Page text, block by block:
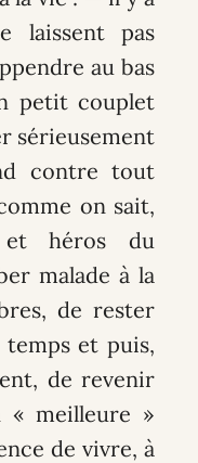
laissent pas
au bas
petit couplet
sérieusement
contre tout
on sait,
et héros du
malade à la
de rester
et puis,
de revenir
« meilleure »
de vivre, à